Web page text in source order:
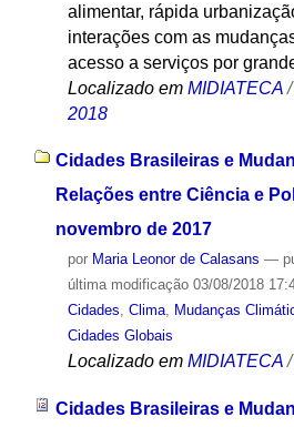
alimentar, rápida
interações com as
acesso a serviços por
Localizado em MIDIATECA /
2018
Cidades Brasileiras e
Relações entre Ciência e
novembro de 2017
por Maria Leonor de Calasans —
última modificação03/08/2018
Cidades, Clima, Mudanças
Cidades Globais
Localizado em MIDIATECA /
Cidades Brasileiras e